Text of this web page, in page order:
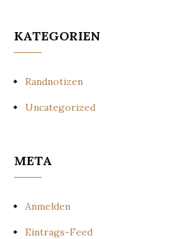
KATEGORIEN
Randnotizen
Uncategorized
META
Anmelden
Eintrags-Feed